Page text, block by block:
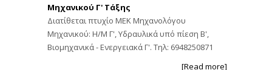
Μηχανικού Γ' Τάξης
Διατίθεται πτυχίο ΜΕΚ Μηχανολόγου
Μηχανικού: Η/Μ Γ', Υδραυλικά υπό πίεση Β',
Βιομηχανικά - Ενεργειακά Γ'. Τηλ: 6948250871
[Read more]